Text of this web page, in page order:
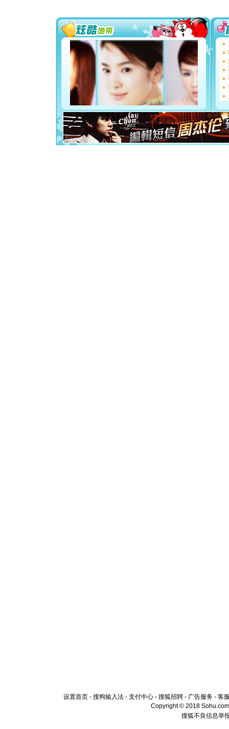
[圣诞节]
你太多
要平安！
[圣诞节]
能正大
都要快乐
[圣诞节]
如意,快
[元旦]
看
断电。
你是我
[元旦]如
起；二是
离。水晶
[元旦]当
设置首页 - 搜狗输入法 - 支付中心 - 搜狐招聘 - 广告服务 - 客
Copyright © 2018
搜狐不良信息举